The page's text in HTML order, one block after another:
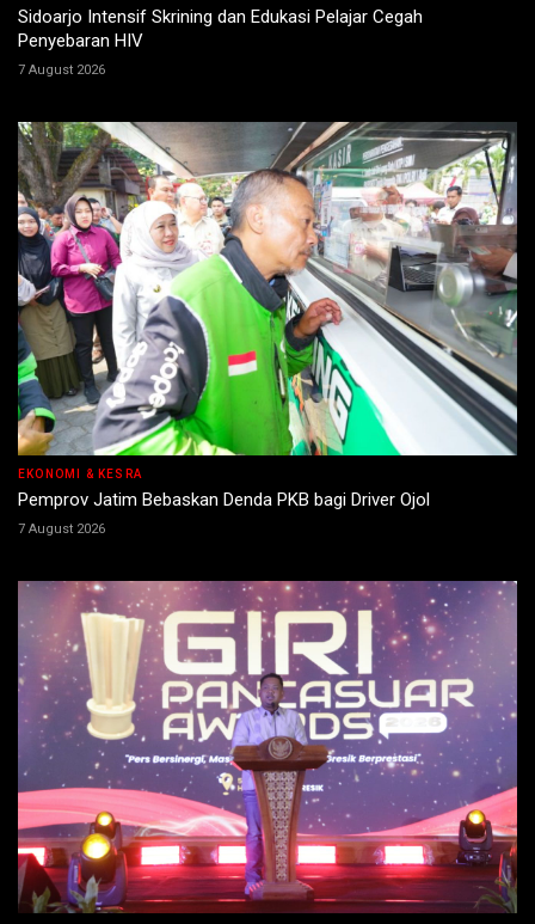
Sidoarjo Intensif Skrining dan Edukasi Pelajar Cegah
Penyebaran HIV
7 August 2026
EKONOMI & KESRA
Pemprov Jatim Bebaskan Denda PKB bagi Driver Ojol
7 August 2026